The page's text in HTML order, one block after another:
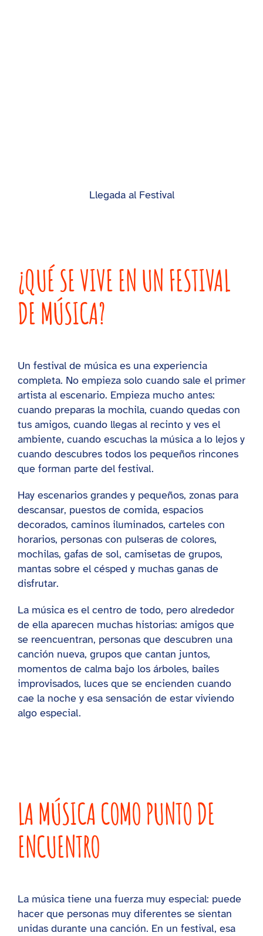
Llegada al Festival
¿QUÉ SE VIVE EN UN FESTIVAL
DE MÚSICA?
Un festival de música es una experiencia
completa. No empieza solo cuando sale el primer
artista al escenario. Empieza mucho antes:
cuando preparas la mochila, cuando quedas con
tus amigos, cuando llegas al recinto y ves el
ambiente, cuando escuchas la música a lo lejos y
cuando descubres todos los pequeños rincones
que forman parte del festival.
Hay escenarios grandes y pequeños, zonas para
descansar, puestos de comida, espacios
decorados, caminos iluminados, carteles con
horarios, personas con pulseras de colores,
mochilas, gafas de sol, camisetas de grupos,
mantas sobre el césped y muchas ganas de
disfrutar.
La música es el centro de todo, pero alrededor
de ella aparecen muchas historias: amigos que
se reencuentran, personas que descubren una
canción nueva, grupos que cantan juntos,
momentos de calma bajo los árboles, bailes
improvisados, luces que se encienden cuando
cae la noche y esa sensación de estar viviendo
algo especial.
LA MÚSICA COMO PUNTO DE
ENCUENTRO
La música tiene una fuerza muy especial: puede
hacer que personas muy diferentes se sientan
unidas durante una canción. En un festival, esa